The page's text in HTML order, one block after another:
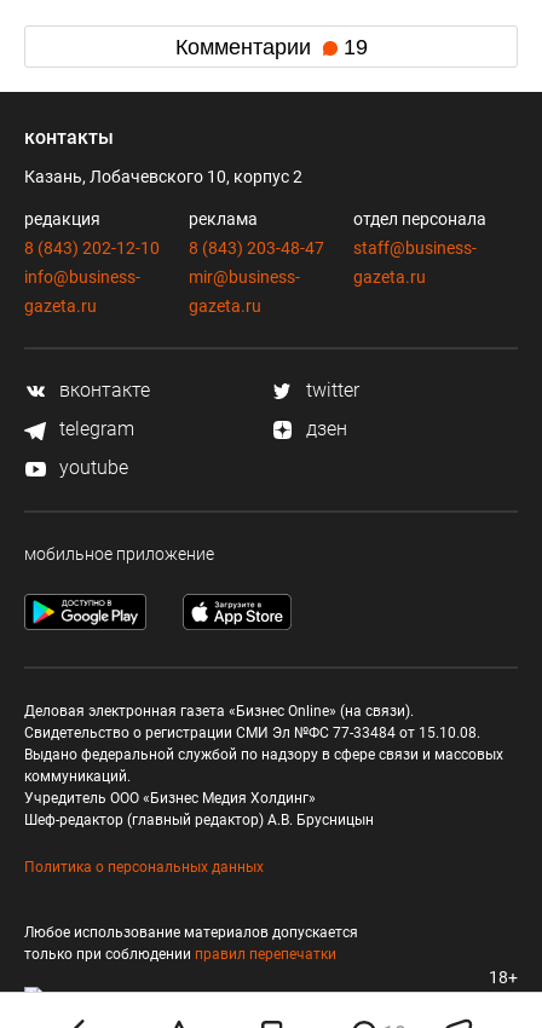
Комментарии 19
контакты
Казань, Лобачевского 10, корпус 2
редакция
8 (843) 202-12-10
info@business-
gazeta.ru
реклама
8 (843) 203-48-47
mir@business-
gazeta.ru
отдел персонала
staff@business-
gazeta.ru
вконтакте
twitter
telegram
дзен
youtube
мобильное приложение
Деловая электронная газета «Бизнес Online» (на связи).
Свидетельство о регистрации СМИ Эл №ФС 77-33484 от 15.10.08.
Выдано федеральной службой по надзору в сфере связи и массовых
коммуникаций.
Учредитель ООО «Бизнес Медия Холдинг»
Шеф-редактор (главный редактор) А.В. Брусницын
Политика о персональных данных
Любое использование материалов допускается
только при соблюдении правил перепечатки
18+